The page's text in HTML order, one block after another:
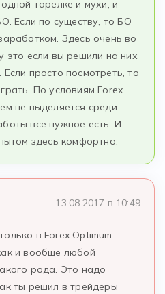
тарелке и мухи, и
Если по существу, то БО
Здесь очень во
это если вы решили на них
просто посмотреть, то
По условиям Forex
не выделяется среди
все нужное есть. И
здесь комфортно.
13.08.2017 в 10:49
в Forex Optimum
и вообще любой
рода. Это надо
ты решил в трейдеры